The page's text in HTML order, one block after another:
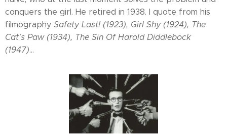
conquers the girl. He retired in 1938. I quote from his
filmography Safety Last! (1923), Girl Shy (1924), The
Cat's Paw (1934), The Sin Of Harold Diddlebock
(1947)...